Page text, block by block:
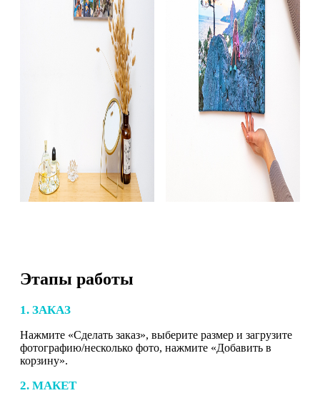
Этапы работы
1. ЗАКАЗ
Нажмите «Сделать заказ», выберите размер и загрузите
фотографию/несколько фото, нажмите «Добавить в
корзину».
2. МАКЕТ